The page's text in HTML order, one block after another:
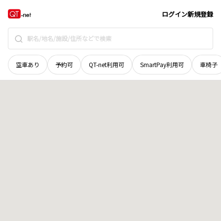
ログイン新規登録
空車あり 予約可 QT-net利用可 SmartPay利用可 車椅子
徳島県